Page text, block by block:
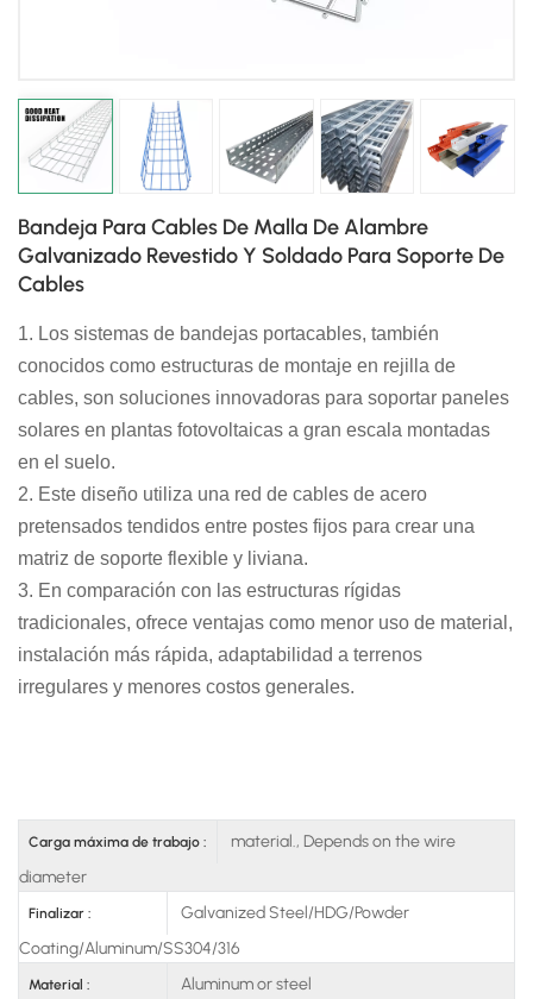
Bandeja Para Cables De Malla De Alambre
Galvanizado Revestido Y Soldado Para Soporte De
Cables
1. Los sistemas de bandejas portacables, también
conocidos como estructuras de montaje en rejilla de
cables, son soluciones innovadoras para soportar paneles
solares en plantas fotovoltaicas a gran escala montadas
en el suelo.
2. Este diseño utiliza una red de cables de acero
pretensados ​​tendidos entre postes fijos para crear una
matriz de soporte flexible y liviana.
3. En comparación con las estructuras rígidas
tradicionales, ofrece ventajas como menor uso de material,
instalación más rápida, adaptabilidad a terrenos
irregulares y menores costos generales.
Carga máxima de trabajo :
material., Depends on the wire
diameter
Finalizar :
Galvanized Steel/HDG/Powder
Coating/Aluminum/SS304/316
Material : Aluminum or steel